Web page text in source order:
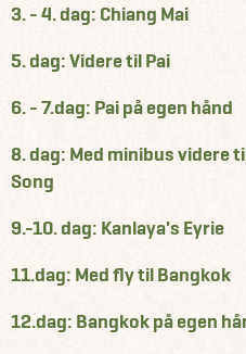
3. - 4. dag: Chiang Mai
5. dag: Videre til Pai
6. - 7.dag: Pai på egen hånd
8. dag: Med minibus videre
Song
9.-10. dag: Kanlaya's Eyrie
11.dag: Med fly til Bangkok
12.dag: Bangkok på egen